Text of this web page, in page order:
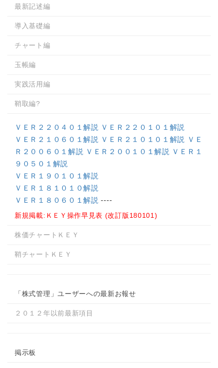
最新記述編
導入基礎編
チャート編
玉帳編
実践活用編
鞘取編?
ＶＥＲ２２０４０１解説 ＶＥＲ２２０１０１解説
ＶＥＲ２１０６０１解説 ＶＥＲ２１０１０１解説
ＶＥ
Ｒ２００６０１解説 ＶＥＲ２００１０１解説 ＶＥＲ１
９０５０１解説
ＶＥＲ１９０１０１解説
ＶＥＲ１８１０１０解説
ＶＥＲ１８０６０１解説 ----
新規掲載:ＫＥＹ操作早見表 (改訂版180101)
株価チャートＫＥＹ
鞘チャートＫＥＹ
「株式管理」ユーザーへの最新お報せ
２０１２年以前最新項目
掲示板